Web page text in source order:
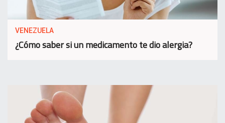
VENEZUELA
¿Cómo saber si un medicamento te dio alergia?